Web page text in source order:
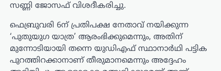
സണ്ണി ജോസഫ് വിശദീകരിച്ചു.
ഫെബ്രുവരി 6ന് പ്രതിപക്ഷ നേതാവ് നയിക്കുന്ന
‘പുതുയുഗ യാത്ര’ ആരംഭിക്കുമെന്നും, അതിന്
മുന്നോടിയായി തന്നെ യുഡിഎഫ് സ്ഥാനാർഥി പട്ടിക
പുറത്തിറക്കാനാണ് തീരുമാനമെന്നും അദ്ദേഹം